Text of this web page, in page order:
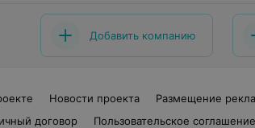
Добавить компанию
Новости проекта Размещение
договор
Пользовательское соглашение